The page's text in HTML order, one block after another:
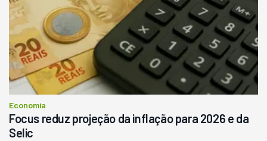
R$ 145.000
Consultar
Economia
Focus reduz projeção da inflação para 2026 e da
Selic